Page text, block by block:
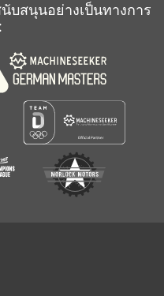
บสนุนอย่างเป็นทางการ